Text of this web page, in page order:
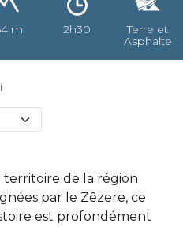
m 2h30
Terre et
Asphalte
territoire de la région
par le Zêzere, ce
est profondément